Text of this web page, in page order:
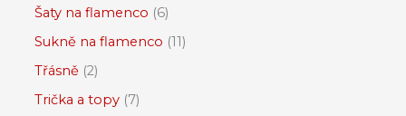
Šaty na flamenco 6
Sukně na flamenco 11
Třásně 2
Trička a topy 7